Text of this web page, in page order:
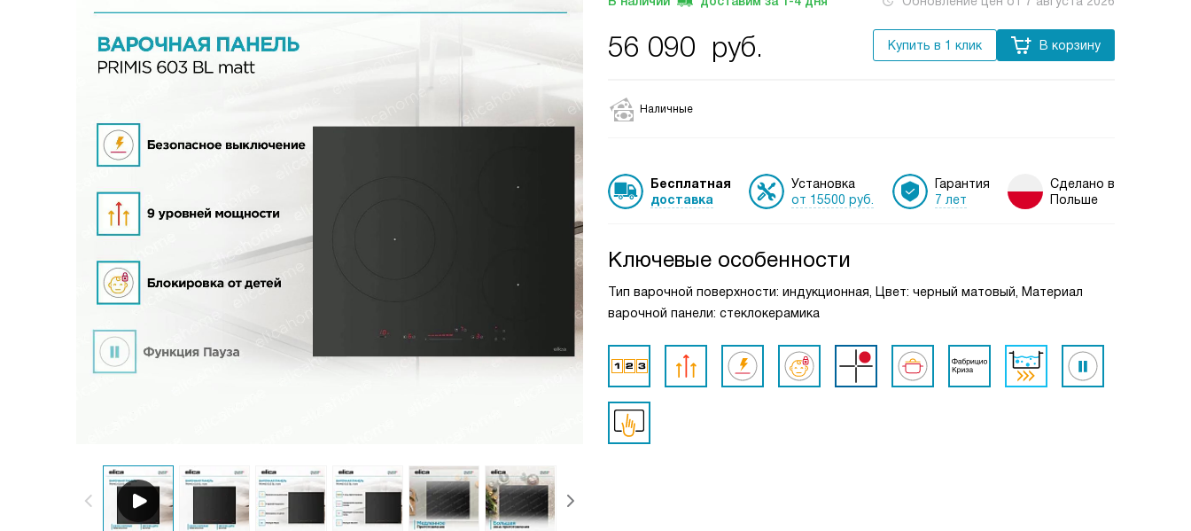
56 090 руб. Купить в 1 клик В корзину
Наличные
Бесплатная
доставка
Установка
от 15500 руб.
Гарантия
7 лет
Сделано в
Польше
Ключевые особенности
Тип варочной поверхности: индукционная, Цвет: черный матовый, Материал
варочной панели: стеклокерамика